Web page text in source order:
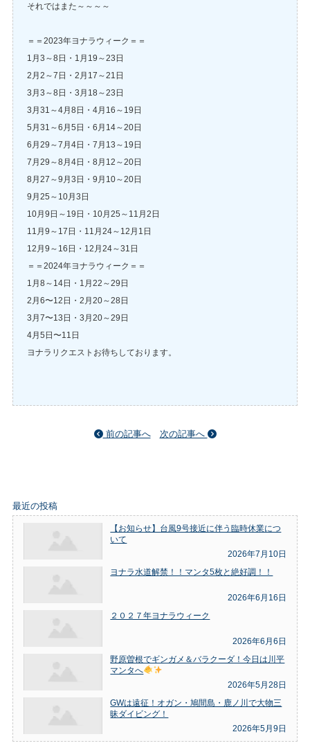
それではまた～～～～
＝＝2023年ヨナラウィーク＝＝
1月3～8日・1月19～23日
2月2～7日・2月17～21日
3月3～8日・3月18～23日
3月31～4月8日・4月16～19日
5月31～6月5日・6月14～20日
6月29～7月4日・7月13～19日
7月29～8月4日・8月12～20日
8月27～9月3日・9月10～20日
9月25～10月3日
10月9日～19日・10月25～11月2日
11月9～17日・11月24～12月1日
12月9～16日・12月24～31日
＝＝2024年ヨナラウィーク＝＝
1月8～14日・1月22～29日
2月6〜12日・2月20～28日
3月7〜13日・3月20～29日
4月5日〜11日
ヨナラリクエストお待ちしております。
前の記事へ 次の記事へ
最近の投稿
【お知らせ】台風9号接近に伴う臨時休業につ
いて
2026年7月10日
ヨナラ水道解禁！！マンタ5枚と絶好調！！
2026年6月16日
２０２７年ヨナラウィーク
2026年6月6日
野原曽根でギンガメ＆バラクーダ！今日は川平
マンタへ
2026年5月28日
GWは遠征！オガン・鳩間島・鹿ノ川で大物三
昧ダイビング！
2026年5月9日